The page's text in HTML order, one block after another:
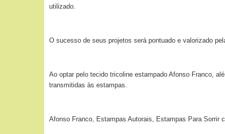
utilizado.
O sucesso de seus projetos será pontuado e valorizado
Ao optar pelo tecido tricoline estampado Afonso Franco,
transmitidas às estampas.
Afonso Franco, Estampas Autorais, Estampas Para Sorrir